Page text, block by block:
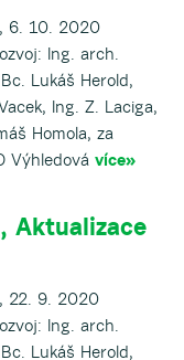
6. 10. 2020
Ing. arch.
Lukáš Herold,
Ing. Z. Laciga,
Homola, za
Výhledová více»
Aktualizace
22. 9. 2020
Ing. arch.
Lukáš Herold,